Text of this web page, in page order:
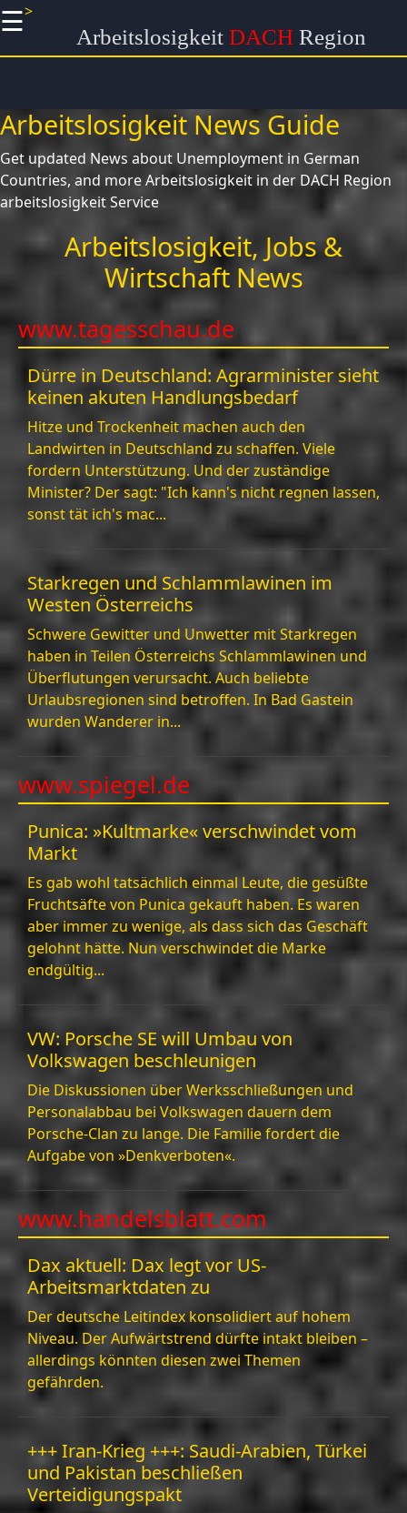
a
Arbeitslosigkeit News Guide
Get updated News about Unemployment in German
Countries, and moreArbeitslosigkeit in der DACH Region
arbeitslosigkeit Service
>
☰ Arbeitslosigkeit DACH Region
Arbeitslosigkeit, Jobs &
Wirtschaft News
www.tagesschau.de
Dürre in Deutschland: Agrarminister sieht
keinen akuten Handlungsbedarf
Hitze und Trockenheit machen auch den
Landwirten in Deutschland zu schaffen. Viele
fordern Unterstützung. Und der zuständige
Minister? Der sagt: "Ich kann's nicht regnen lassen,
sonst tät ich's mac...
Starkregen und Schlammlawinen im
Westen Österreichs
Schwere Gewitter und Unwetter mit Starkregen
haben in Teilen Österreichs Schlammlawinen und
Überflutungen verursacht. Auch beliebte
Urlaubsregionen sind betroffen. In Bad Gastein
wurden Wanderer in...
www.spiegel.de
Punica: »Kultmarke« verschwindet vom
Markt
Es gab wohl tatsächlich einmal Leute, die gesüßte
Fruchtsäfte von Punica gekauft haben. Es waren
aber immer zu wenige, als dass sich das Geschäft
gelohnt hätte. Nun verschwindet die Marke
endgültig...
VW: Porsche SE will Umbau von
Volkswagen beschleunigen
Die Diskussionen über Werksschließungen und
Personalabbau bei Volkswagen dauern dem
Porsche-Clan zu lange. Die Familie fordert die
Aufgabe von »Denkverboten«.
www.handelsblatt.com
Dax aktuell: Dax legt vor US-
Arbeitsmarktdaten zu
Der deutsche Leitindex konsolidiert auf hohem
Niveau. Der Aufwärtstrend dürfte intakt bleiben –
allerdings könnten diesen zwei Themen
gefährden.
+++ Iran-Krieg +++: Saudi-Arabien, Türkei
und Pakistan beschließen
Verteidigungspakt
Useful links
Arbeitssuchende
Untersuchungsmassnahmen
und Ressourcen
Zukunftstraechtige
Branchen auf dem
Deutschen Arbeitsmarkt
Kompetenzschulungen und
Weiterbildungen
Arbeitslosigkeit in der
DACH Region
Unemployment
Arbeitsmarktregulierungen
in der Schweiz
Aktive Arbeitsmarktpolitik
und Strategien in
Deutschland
Demografie und
Arbeitslosigkeit
Schluesselerkenntnisse
Socials
Facebook
Instagram
Twitter
Help &
Support
Contact
About
Write
for Us